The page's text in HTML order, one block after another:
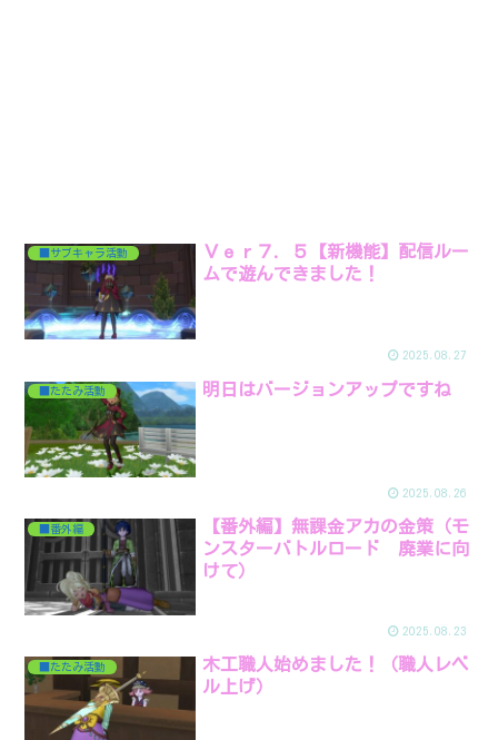
■サブキャラ活動
Ｖｅｒ７．５【新機能】配信ルー
ムで遊んできました！
2025.08.27
■たたみ活動 明日はバージョンアップですね
2025.08.26
■番外編
【番外編】無課金アカの金策（モ
ンスターバトルロード 廃業に向
けて）
2025.08.23
■たたみ活動
木工職人始めました！（職人レベ
ル上げ）